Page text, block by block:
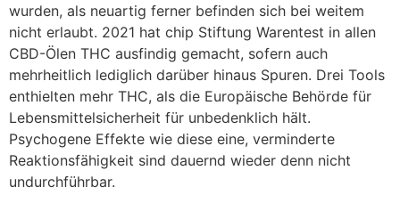
wurden, als neuartig ferner befinden sich bei weitem
nicht erlaubt. 2021 hat chip Stiftung Warentest in allen
CBD-Ölen THC ausfindig gemacht, sofern auch
mehrheitlich lediglich darüber hinaus Spuren. Drei Tools
enthielten mehr THC, als die Europäische Behörde für
Lebensmittelsicherheit für unbedenklich hält.
Psychogene Effekte wie diese eine, verminderte
Reaktionsfähigkeit sind dauernd wieder denn nicht
undurchführbar.